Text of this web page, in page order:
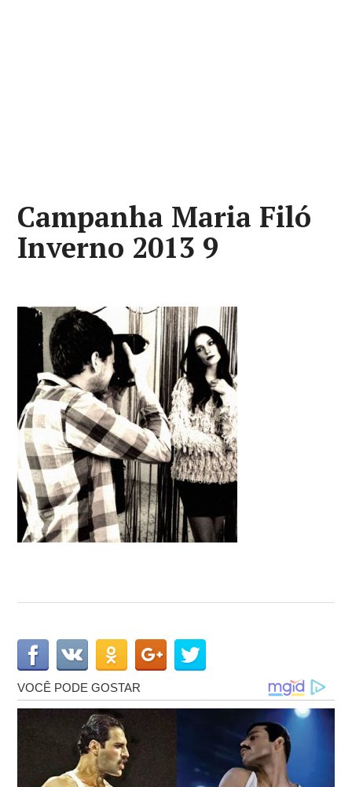
Campanha Maria Filó
Inverno 2013 9